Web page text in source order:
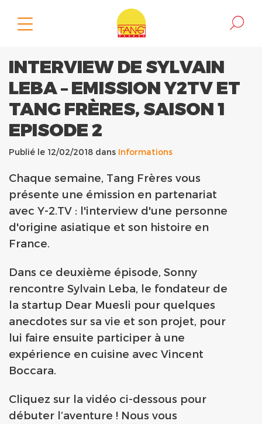
INTERVIEW DE SYLVAIN
LEBA – EMISSION Y2TV ET
TANG FRÈRES, SAISON 1
EPISODE 2
Publié le 12/02/2018 dans Informations
Chaque semaine, Tang Frères vous
présente une émission en partenariat
avec Y-2.TV​ : l'interview d'une personne
d'origine asiatique et son histoire en
France.
Dans ce deuxième épisode, Sonny
rencontre Sylvain Leba, le fondateur de
la startup Dear Muesli pour quelques
anecdotes sur sa vie et son projet, pour
lui faire ensuite participer à une
expérience en cuisine avec Vincent
Boccara.
Cliquez sur la vidéo ci-dessous pour
débuter l’aventure ! Nous vous